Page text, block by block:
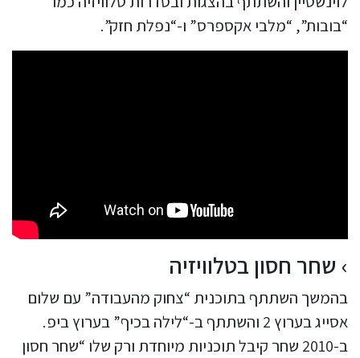
“בובות”, “מלבי אקספרס” ו-“נפלת חזק”.
שחר חסון בטלוויזיה
בהמשך השתתף בתוכנית “צחוק מהעבודה” עם שלום
אסייג בערוץ 2 והשתתף ב-“לילה בכיף” בערוץ ביפ.
ב-2010 שחר קיבל תוכניות מיוחדת ורק שלו “שחר חסון